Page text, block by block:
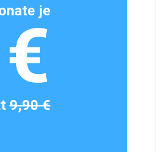
je
9,90 €